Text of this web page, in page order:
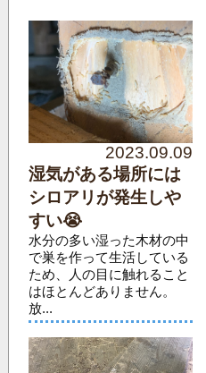
2023.09.09
湿気がある場所には
シロアリが発生しや
すい😭
水分の多い湿った木材の中
で巣を作って生活している
ため、人の目に触れること
はほとんどありません。
放...